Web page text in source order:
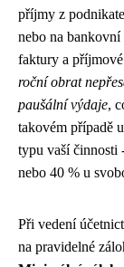
příjmy z
nebo na bankovní
faktury a
roční obrat
paušální výdaje,
takovém případě
typu vaší činnosti
nebo 40 % u
Při vedení
na pravidelné